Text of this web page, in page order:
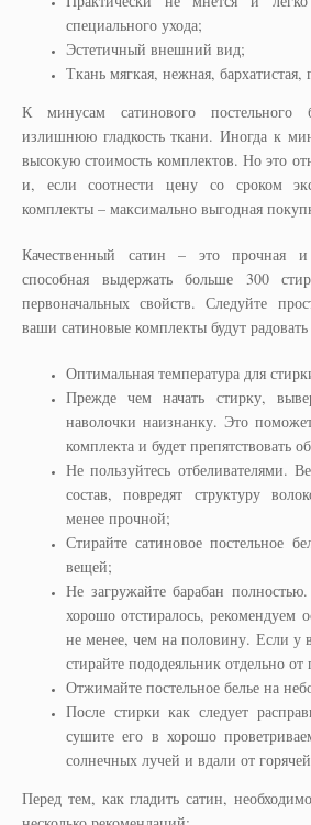
специального ухода;
Эстетичный внешний вид;
Ткань мягкая, нежная, бархатистая,
К минусам сатинового постельного
излишнюю гладкость ткани. Иногда к
высокую стоимость комплектов. Но это
и, если соотнести цену со сроком
комплекты – максимально выгодная
Качественный сатин – это прочная и
способная выдержать больше 300
первоначальных свойств. Следуйте
ваши сатиновые комплекты будут
Оптимальная температура для
Прежде чем начать стирку,
наволочки наизнанку. Это
комплекта и будет препятствовать
Не пользуйтесь отбеливателями.
состав, повредят структуру
менее прочной;
Стирайте сатиновое постельное
вещей;
Не загружайте барабан
хорошо отстиралось, рекомендуем
не менее, чем на половину. Если у
стирайте пододеяльник отдельно
Отжимайте постельное белье на
После стирки как следует
сушите его в хорошо
солнечных лучей и вдали от
Перед тем, как гладить сатин,